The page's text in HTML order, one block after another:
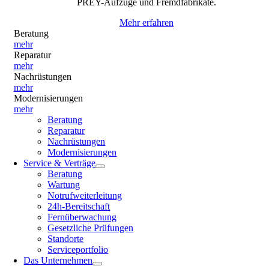
Mehr erfahren
Beratung
mehr
Reparatur
mehr
Nachrüstungen
mehr
Modernisierungen
mehr
Beratung
Reparatur
Nachrüstungen
Modernisierungen
Service & Verträge
Beratung
Wartung
Notrufweiterleitung
24h-Bereitschaft
Fernüberwachung
Gesetzliche Prüfungen
Standorte
Serviceportfolio
Das Unternehmen